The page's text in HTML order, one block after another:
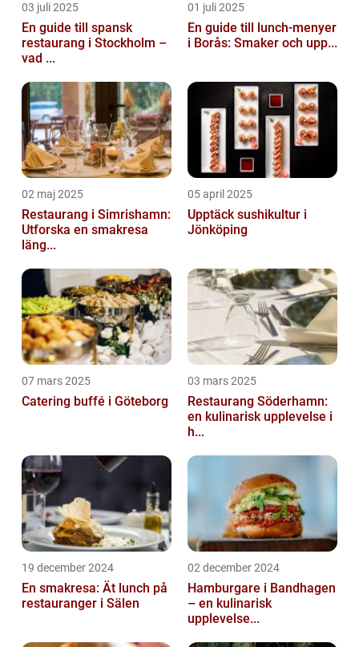
03 juli 2025
En guide till spansk
restaurang i Stockholm –
vad ...
01 juli 2025
En guide till lunch-menyer
i Borås: Smaker och upp...
02 maj 2025
Restaurang i Simrishamn:
Utforska en smakresa
läng...
05 april 2025
Upptäck sushikultur i
Jönköping
07 mars 2025
Catering buffé i Göteborg
03 mars 2025
Restaurang Söderhamn:
en kulinarisk upplevelse i
h...
19 december 2024
En smakresa: Ät lunch på
restauranger i Sälen
02 december 2024
Hamburgare i Bandhagen
– en kulinarisk
upplevelse...